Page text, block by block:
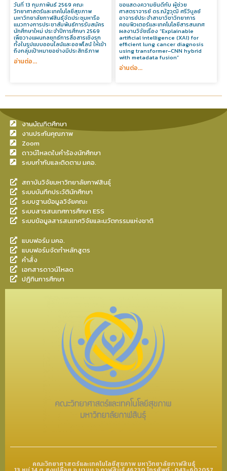
วันที่ 13 กุมภาพันธ์ 2569 คณะ
วิทยาศาสตร์และเทคโนโลยีสุขภาพ
มหาวิทยาลัยกาฬสินธุ์จัดประชุมหารือ
แนวทางการประชาสัมพันธ์การรับสมัคร
นักศึกษาใหม่ ประจำปีการศึกษา 2569
เพื่อวางแผนกลยุทธ์การสื่อสารเชิงรุก
ทั้งในรูปแบบออนไลน์และออฟไลน์ ให้เข้า
ถึงกลุ่มเป้าหมายอย่างมีประสิทธิภาพ
อ่านต่อ...
ขอแสดงความยินดีกับ ผู้ช่วย
ศาสตราจารย์ ดร.ณัฐวุฒิ ศรีวิบูลย์
อาจารย์ประจำสาขาวิชาวิทยาการ
คอมพิวเตอร์และเทคโนโลยีสารสนเทศ
ผลงานวิจัยเรื่อง “Explainable
artificial intelligence (XAI) for
efficient lung cancer diagnosis
using transformer–CNN hybrid
with metadata fusion”
อ่านต่อ...
งานบัณฑิตศึกษา
งานประกันคุณภาพ
Zoom
ดาวน์โหลดใบคำร้องนักศึกษา
ระบบกำกับและติดตาม มคอ.
สถาบันวิจัยมหาวิทยาลัยกาฬสินธุ์
ระบบบันทึกประวัตินักศึกษา
ระบบฐานข้อมูลวิจัยคณะ
ระบบสารสนเทศการศึกษา ESS
ระบบข้อมูลสารสนเทศวิจัยและนวัตกรรมแห่งชาติ
แบบฟอร์ม มคอ.
แบบฟอร์มจัดทำหลักสูตร
คำสั่ง
เอกสารดาวน์โหลด
ปฎิทินการศึกษา
คณะวิทยาศาสตร์และเทคโนโลยีสุขภาพ มหาวิทยาลัยกาฬสินธุ์